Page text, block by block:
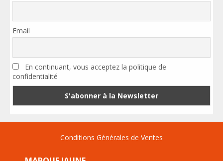
Email
En continuant, vous acceptez la politique de
confidentialité
Conditions Générales de Ventes